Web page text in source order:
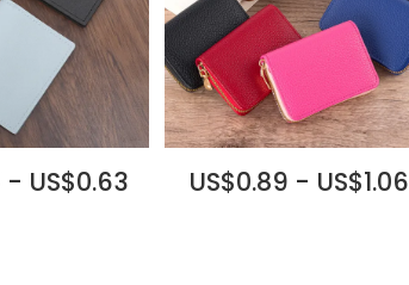
- US$0.63 US$0.89 - US$1.06